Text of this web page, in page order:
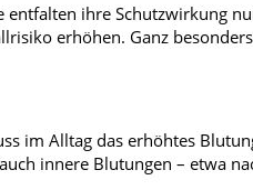
ihre Schutzwirkung
erhöhen. Ganz
im Alltag das erhöhtes
innere Blutungen – etwa